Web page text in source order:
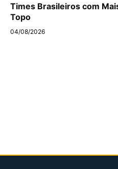
Times Brasileiros com
Topo
04/08/2026